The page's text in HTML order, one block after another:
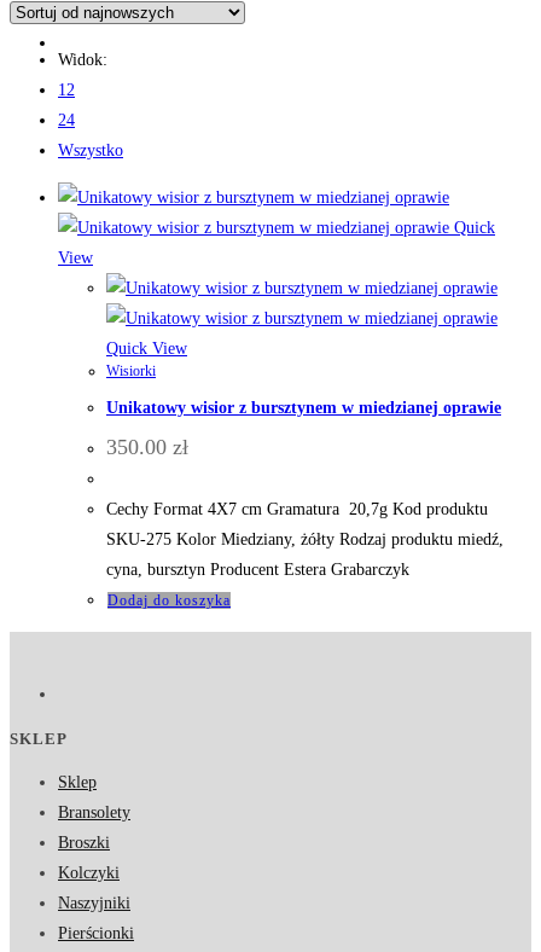
Widok:
12
24
Wszystko
Quick
View
Quick View
Wisiorki
Unikatowy wisior z bursztynem w miedzianej oprawie
350.00 zł
Cechy Format 4X7 cm Gramatura 20,7g Kod produktu
SKU-275 Kolor Miedziany, żółty Rodzaj produktu miedź,
cyna, bursztyn Producent Estera Grabarczyk
Dodaj do koszyka
SKLEP
Sklep
Bransolety
Broszki
Kolczyki
Naszyjniki
Pierścionki